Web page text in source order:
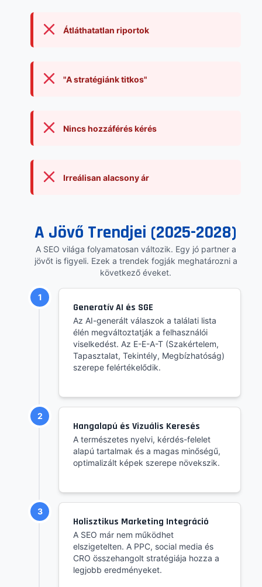
Átláthatatlan riportok
"A stratégiánk titkos"
Nincs hozzáférés kérés
Irreálisan alacsony ár
A Jövő Trendjei (2025-2028)
A SEO világa folyamatosan változik. Egy jó partner a
jövőt is figyeli. Ezek a trendek fogják meghatározni a
következő éveket.
1
Generatív AI és SGE
Az AI-generált válaszok a találati lista
élén megváltoztatják a felhasználói
viselkedést. Az E-E-A-T (Szakértelem,
Tapasztalat, Tekintély, Megbízhatóság)
szerepe felértékelődik.
2
Hangalapú és Vizuális Keresés
A természetes nyelvi, kérdés-felelet
alapú tartalmak és a magas minőségű,
optimalizált képek szerepe növekszik.
3
Holisztikus Marketing Integráció
A SEO már nem működhet
elszigetelten. A PPC, social media és
CRO összehangolt stratégiája hozza a
legjobb eredményeket.